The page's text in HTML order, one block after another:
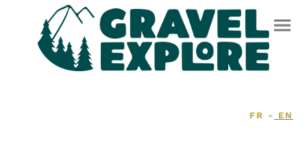
FR - EN